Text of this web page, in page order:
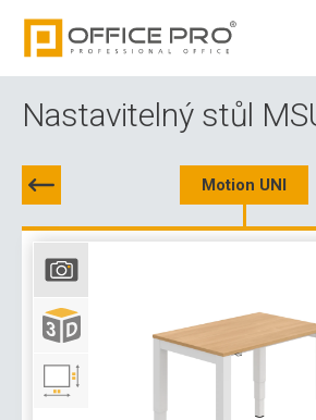
Nastavitelný stůl
Motion UNI